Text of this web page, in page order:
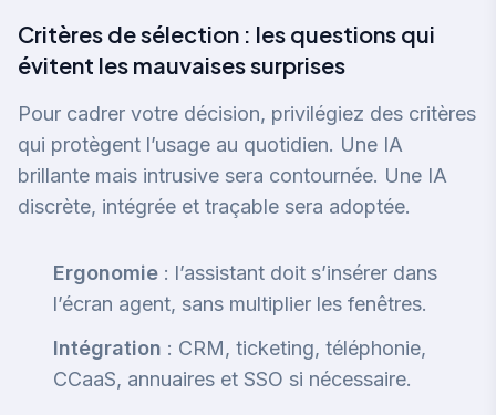
Critères de sélection : les questions qui
évitent les mauvaises surprises
Pour cadrer votre décision, privilégiez des critères
qui protègent l’usage au quotidien. Une IA
brillante mais intrusive sera contournée. Une IA
discrète, intégrée et traçable sera adoptée.
Ergonomie : l’assistant doit s’insérer dans
l’écran agent, sans multiplier les fenêtres.
Intégration : CRM, ticketing, téléphonie,
CCaaS, annuaires et SSO si nécessaire.